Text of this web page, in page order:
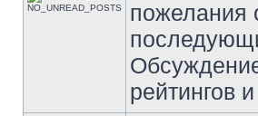
пожелания
рейтингов